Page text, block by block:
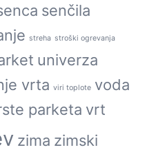
senčila
streha stroški ogrevanja
univerza
vrta viri toplote voda
parketa vrt
zima zimski